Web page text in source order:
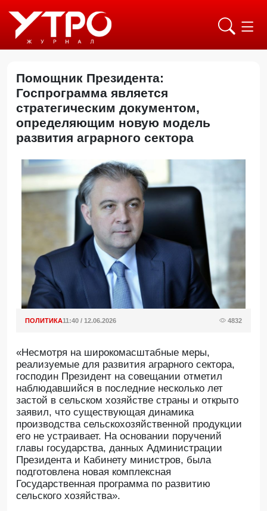
Помощник Президента:
Госпрограмма является
стратегическим документом,
определяющим новую модель
развития аграрного сектора
ПОЛИТИКА11:40 / 12.06.2026 4832
«Несмотря на широкомасштабные меры,
реализуемые для развития аграрного сектора,
господин Президент на совещании отметил
наблюдавшийся в последние несколько лет
застой в сельском хозяйстве страны и открыто
заявил, что существующая динамика
производства сельскохозяйственной продукции
его не устраивает. На основании поручений
главы государства, данных Администрации
Президента и Кабинету министров, была
подготовлена новая комплексная
Государственная программа по развитию
сельского хозяйства».